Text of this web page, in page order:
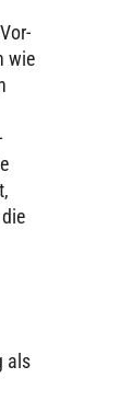
wie
als